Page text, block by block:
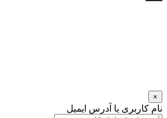
×
نام کاربری یا آدرس ایمیل